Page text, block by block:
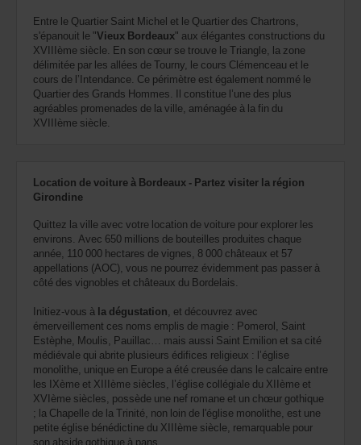
Entre le Quartier Saint Michel et le Quartier des Chartrons,
s'épanouit le "Vieux Bordeaux" aux élégantes constructions du
XVIIIème siècle. En son cœur se trouve le Triangle, la zone
délimitée par les allées de Tourny, le cours Clémenceau et le
cours de l’Intendance. Ce périmètre est également nommé le
Quartier des Grands Hommes. Il constitue l’une des plus
agréables promenades de la ville, aménagée à la fin du
XVIIIème siècle.
Location de voiture à Bordeaux - Partez visiter la région
Girondine
Quittez la ville avec votre location de voiture pour explorer les
environs. Avec 650 millions de bouteilles produites chaque
année, 110 000 hectares de vignes, 8 000 châteaux et 57
appellations (AOC), vous ne pourrez évidemment pas passer à
côté des vignobles et châteaux du Bordelais.
Initiez-vous à la dégustation , et découvrez avec
émerveillement ces noms emplis de magie : Pomerol, Saint
Estèphe, Moulis, Pauillac… mais aussi Saint Emilion et sa cité
médiévale qui abrite plusieurs édifices religieux : l’église
monolithe, unique en Europe a été creusée dans le calcaire entre
les IXème et XIIIème siècles, l’église collégiale du XIIème et
XVIème siècles, possède une nef romane et un chœur gothique
; la Chapelle de la Trinité, non loin de l'église monolithe, est une
petite église bénédictine du XIIIème siècle, remarquable pour
son abside gothique à pans.